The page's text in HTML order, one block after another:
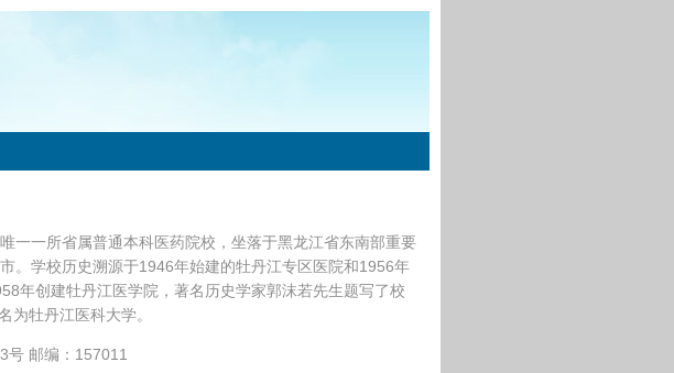
一一所省属普通本科医药院校，坐落于黑龙江省东南部重要
学校历史溯源于1946年始建的牡丹江专区医院和1956年
年创建牡丹江医学院，著名历史学家郭沫若先生题写了校
为牡丹江医科大学。
号 邮编：157011